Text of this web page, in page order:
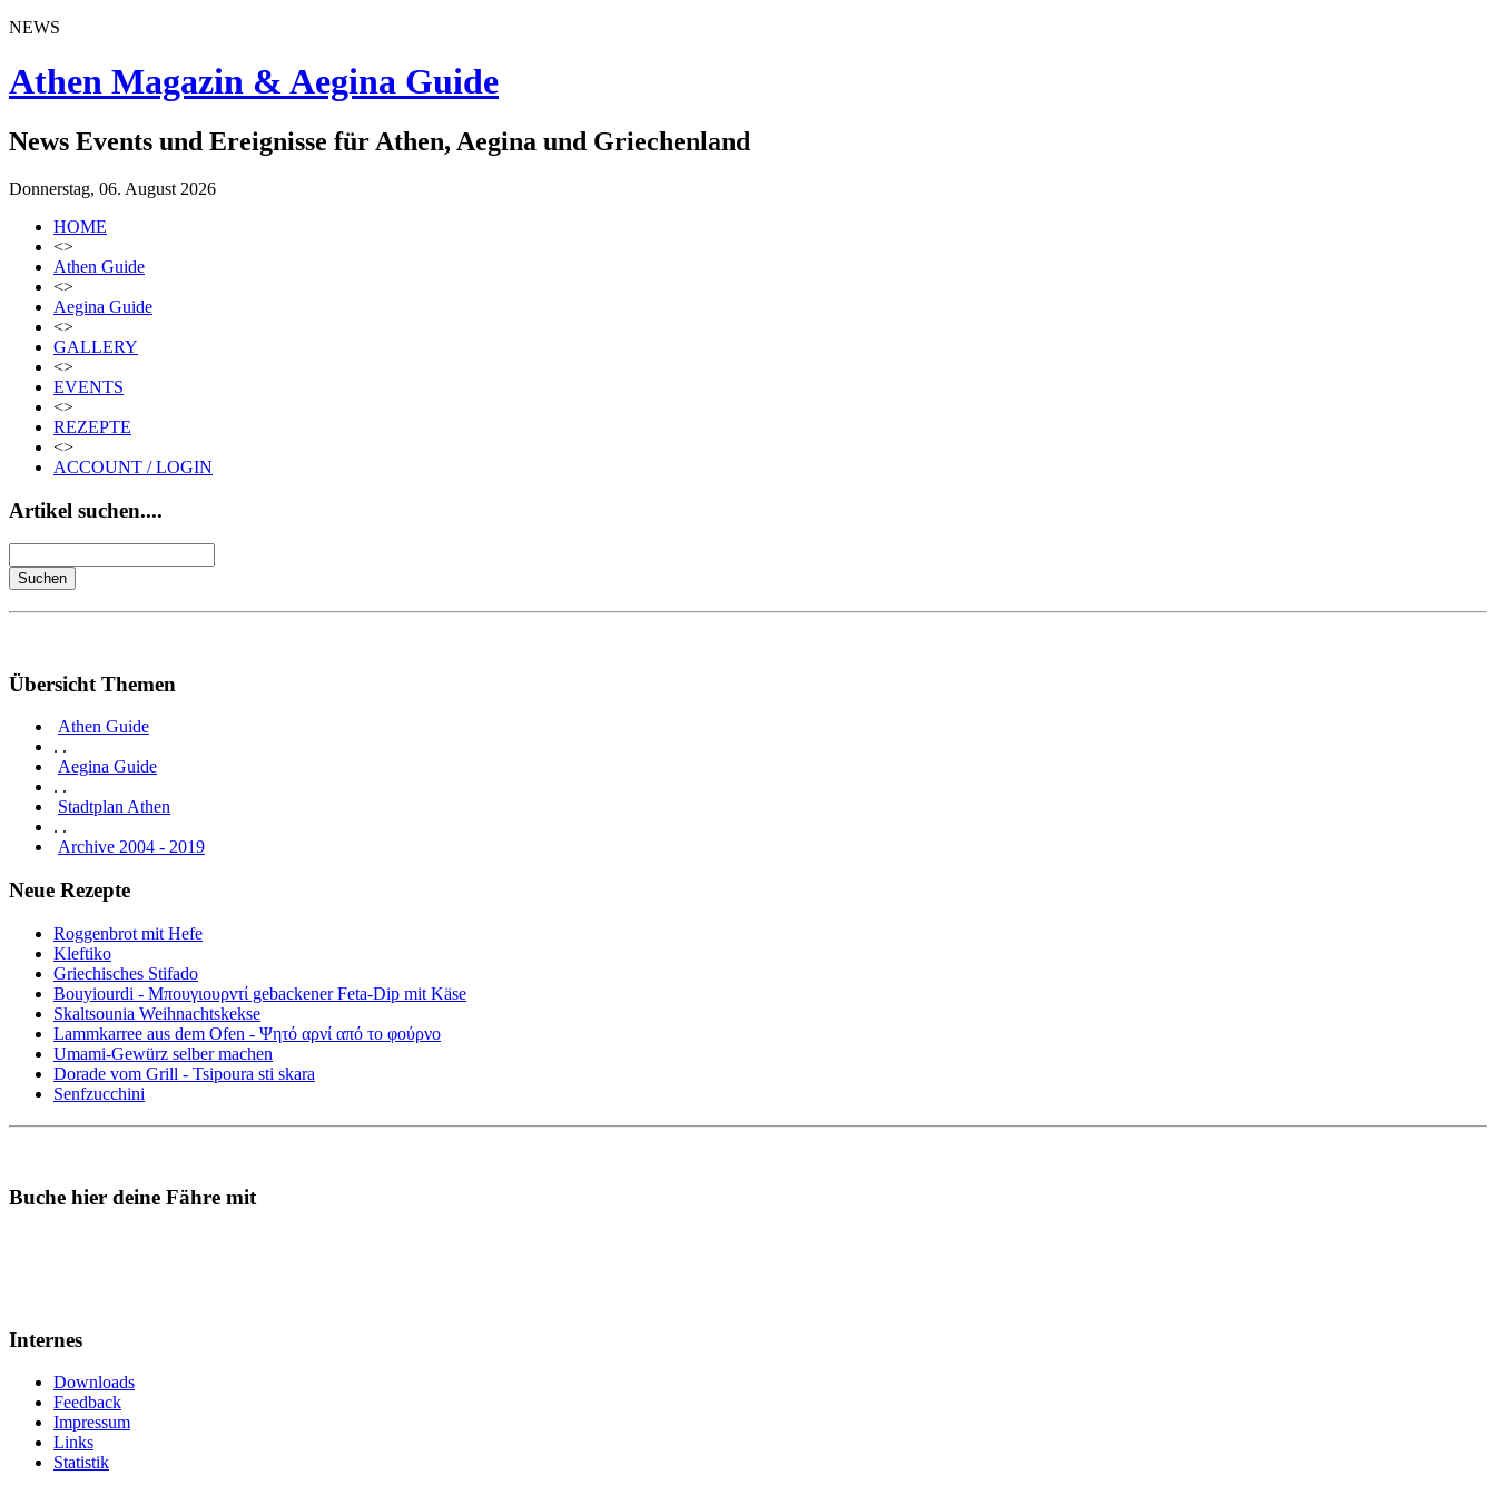
NEWS
Athen Magazin & Aegina Guide
News Events und Ereignisse für Athen, Aegina und Griechenland
Donnerstag, 06. August 2026
HOME
<>
Athen Guide
<>
Aegina Guide
<>
GALLERY
<>
EVENTS
<>
REZEPTE
<>
ACCOUNT / LOGIN
Artikel suchen....
Übersicht Themen
Athen Guide
. .
Aegina Guide
. .
Stadtplan Athen
. .
Archive 2004 - 2019
Neue Rezepte
Roggenbrot mit Hefe
Kleftiko
Griechisches Stifado
Bouyiourdi - Μπουγιουρντί gebackener Feta-Dip mit Käse
Skaltsounia Weihnachtskekse
Lammkarree aus dem Ofen - Ψητό αρνί από το φούρνο
Umami-Gewürz selber machen
Dorade vom Grill - Tsipoura sti skara
Senfzucchini
Buche hier deine Fähre mit
Internes
Downloads
Feedback
Impressum
Links
Statistik